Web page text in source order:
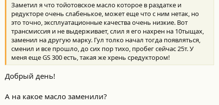
Заметил я что тойотовское масло которое в раздатке и
редукторе очень слабенькое, может еще что с ним нетак, но
это точно, эксплуатационные качества очень низкие. Вот
трансмиссия и не выдерживает, слил я его нахрен на 10тыщах,
заменил на другую марку. Гул толко начал тогда появляться,
сменил и все прошло, до сих пор тихо, пробег сейчас 25т. У
меня еще GS 300 есть, такая же хрень средуктором!
Добрый день!
А на какое масло заменили?